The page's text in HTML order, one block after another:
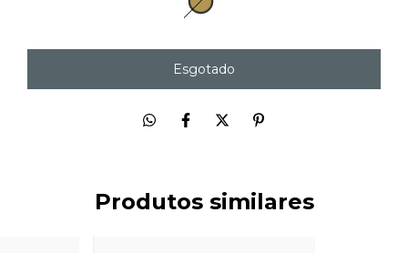
Vintage
Produtos similares